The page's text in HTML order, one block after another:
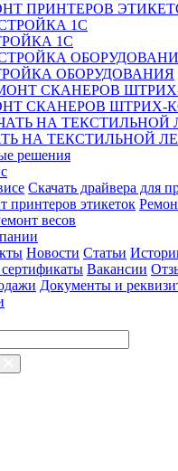
ПРИНТЕРОВ
1С
ОБОРУДОВАНИЯ
СКАНЕРОВ ШТРИХ-
НА ТЕКСТИЛЬНОЙ
решения
Скачать драйвера для
принтеров этикеток
весов
Новости Статьи
Вакансии
Документы и